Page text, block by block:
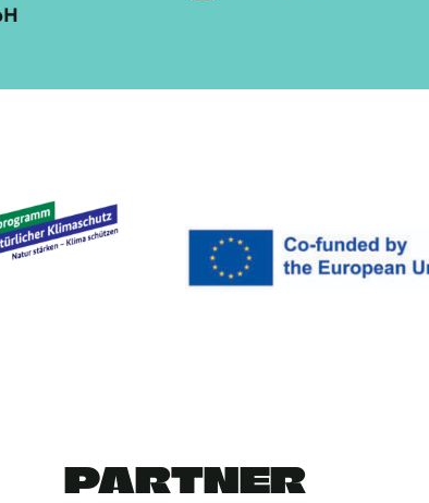
PARTNER